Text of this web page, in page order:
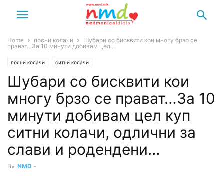
Home посни колачи
Шубари со бисквити кои многу брзо се
прават…За 10 минути добивам цел...
посни колачи ситни колачи
Шубари со бисквити кои
многу брзо се прават…За 10
минути добивам цел куп
ситни колачи, одлични за
слави и родендени…
By NMD -